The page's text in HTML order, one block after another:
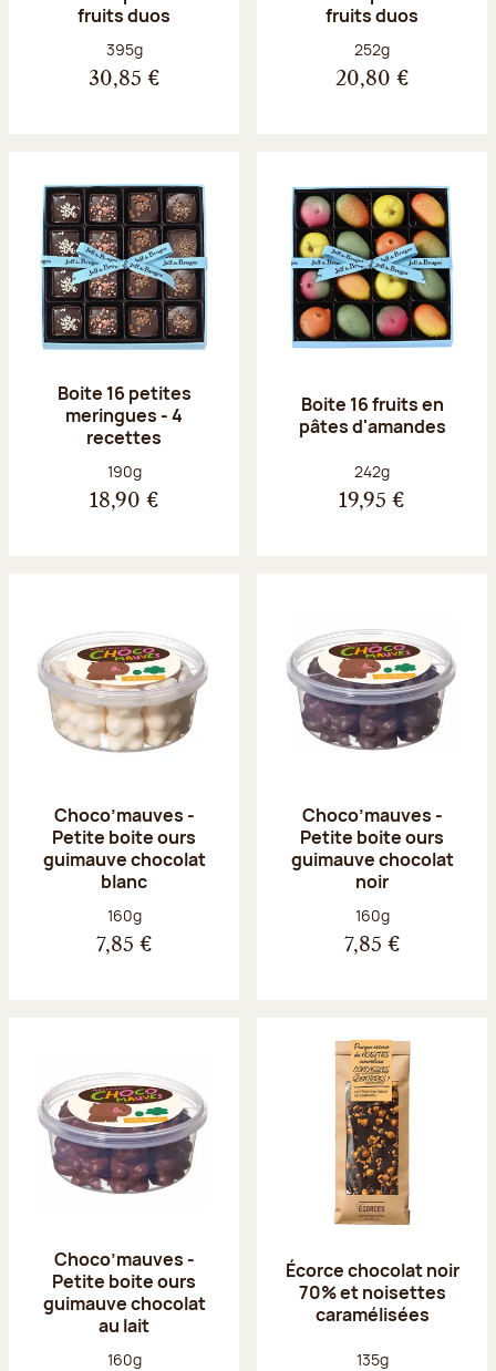
fruits duos
Poids net :
395g
30,85 €
fruits duos
Poids net :
252g
20,80 €
Boite 16 petites
meringues - 4
recettes
Poids net :
190g
18,90 €
Boite 16 fruits en
pâtes d'amandes
Poids net :
242g
19,95 €
Choco’mauves -
Petite boite ours
guimauve chocolat
blanc
Poids net :
160g
7,85 €
Choco’mauves -
Petite boite ours
guimauve chocolat
noir
Poids net :
160g
7,85 €
Choco’mauves -
Petite boite ours
guimauve chocolat
au lait
Poids net :
160g
Écorce chocolat noir
70% et noisettes
caramélisées
Poids net :
135g